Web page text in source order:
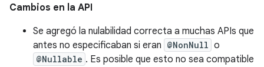
Cambios en la API
Se agregó la nulabilidad correcta a muchas APIs que
antes no especificaban si eran @NonNull o
@Nullable . Es posible que esto no sea compatible